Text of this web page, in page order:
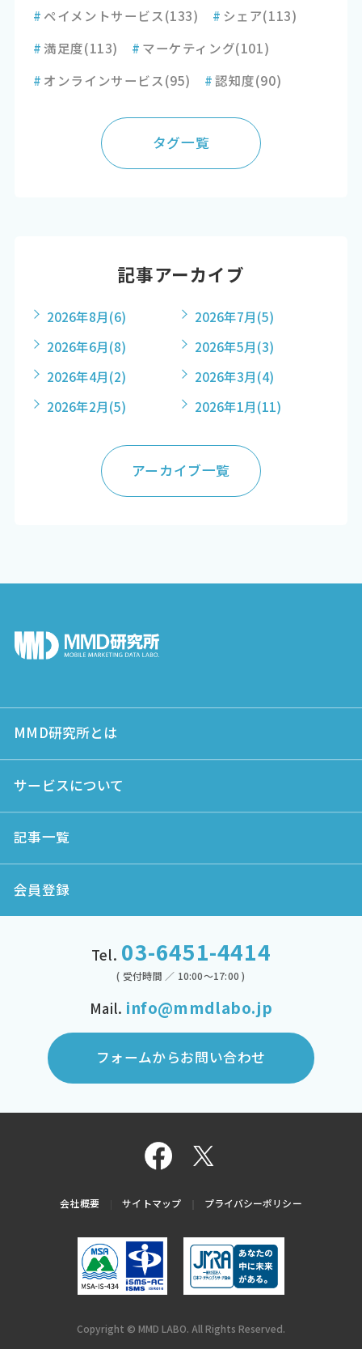
# ペイメントサービス(133) # シェア(113)
#満足度(113) # マーケティング(101)
# オンラインサービス(95) #認知度(90)
タグ一覧
記事アーカイブ
2026年8月(6) 2026年7月(5)
2026年6月(8) 2026年5月(3)
2026年4月(2) 2026年3月(4)
2026年2月(5) 2026年1月(11)
アーカイブ一覧
MMD研究所とは
サービスについて
記事一覧
会員登録
Tel. 03-6451-4414
( 受付時間 ／ 10:00～17:00 )
Mail. info@mmdlabo.jp
フォームからお問い合わせ
会社概要 サイトマップ プライバシーポリシー
Copyright © MMD LABO. All Rights Reserved.